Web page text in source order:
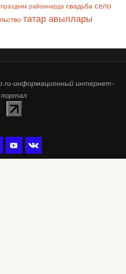
праздник районнарда свадьба село
татар авыллары
информационный интернет-
портал